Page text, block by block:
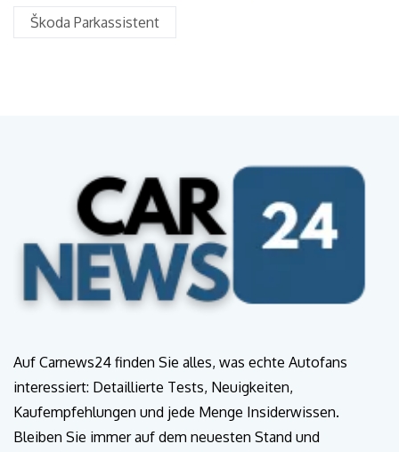
Škoda Parkassistent
Auf Carnews24 finden Sie alles, was echte Autofans
interessiert: Detaillierte Tests, Neuigkeiten,
Kaufempfehlungen und jede Menge Insiderwissen.
Bleiben Sie immer auf dem neuesten Stand und